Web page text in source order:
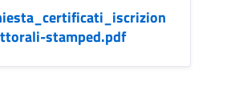
stamped.pdf